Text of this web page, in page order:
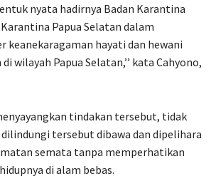
nyata hadirnya Badan Karantina
Papua Selatan dalam
keanekaragaman hayati dan hewani
wilayah Papua Selatan,’’ kata Cahyono,
tindakan tersebut, tidak
tersebut dibawa dan dipelihara
semata tanpa memperhatikan
di alam bebas.